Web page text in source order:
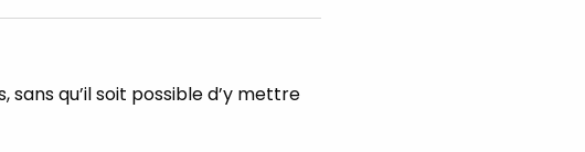
qu’il soit possible d’y mettre